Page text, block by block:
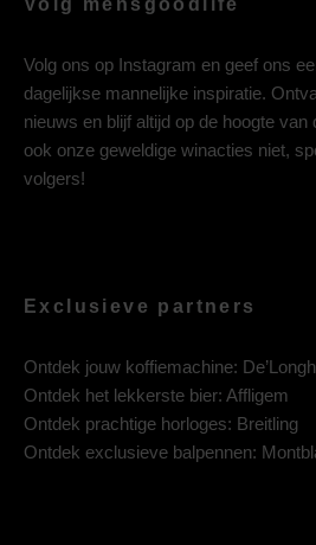
Volg mensgoodlife
Volg ons op Instagram en geef ons
dagelijkse mannelijke inspiratie.
nieuws en blijf altijd op de hoogte
ook onze geweldige winacties niet,
volgers!
Exclusieve partners
Ontdek jouw koffiemachine:
Ontdek het lekkerste bier: Affligem
Ontdek prachtige horloges: Breitling
Ontdek exclusieve balpennen: